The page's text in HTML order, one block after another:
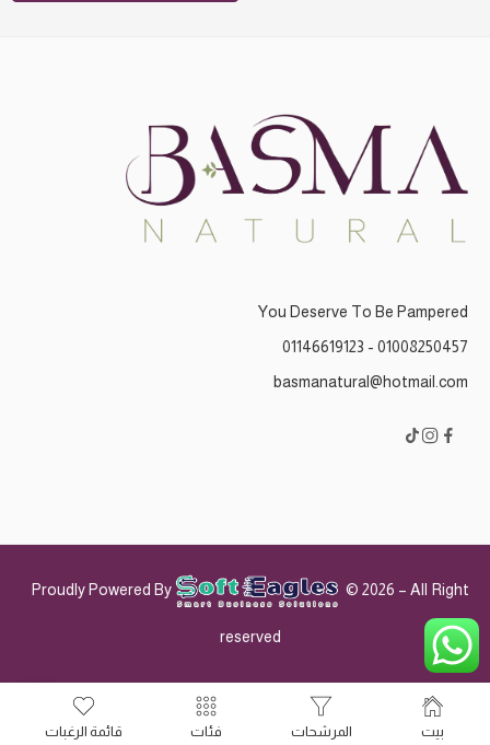
You Deserve To Be Pampered
01008250457 - 01146619123
basmanatural@hotmail.com
Proudly Powered By © 2026 – All Right
reserved
بيت المرشحات فئات قائمة الرغبات